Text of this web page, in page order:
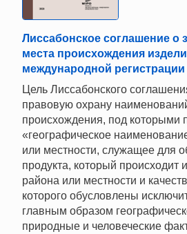
Лиссабонское соглашение о
места происхождения
международной регистрации
Цель Лиссабонского
правовую охрану
происхождения, под которыми
«географическое
или местности, служащее для
продукта, который происходит
района или местности и
которого обусловлены
главным образом
природные и человеческие